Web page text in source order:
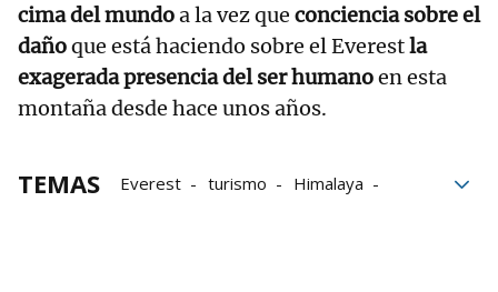
cima del mundoa la vez que conciencia sobre el
dañoque está haciendo sobre el Everestla
exagerada presencia del ser humanoen esta
montaña desde hace unos años.
TEMAS Everest turismo
Himalaya